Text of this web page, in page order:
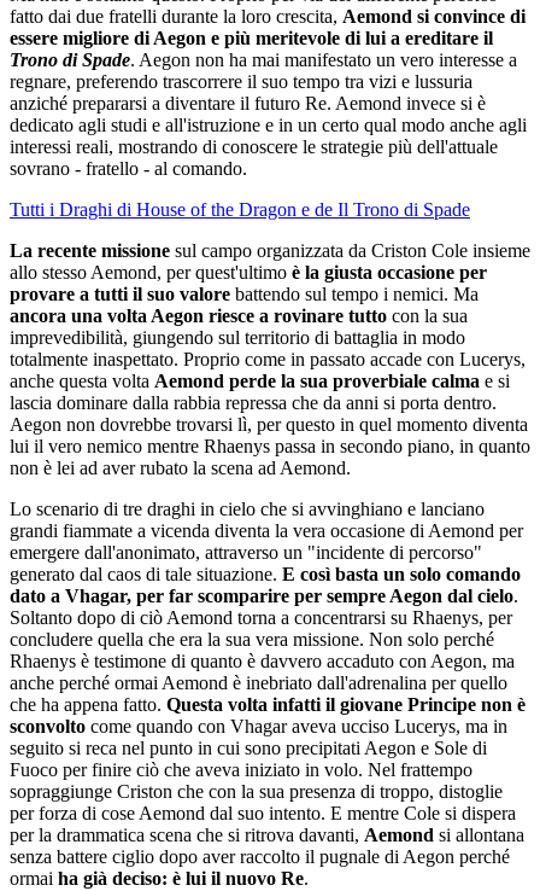
fatto dai due fratelli durante la loro crescita, Aemond si convince di
essere migliore di Aegon e più meritevole di lui a ereditare il
Trono di Spade. Aegon non ha mai manifestato un vero interesse a
regnare, preferendo trascorrere il suo tempo tra vizi e lussuria
anziché prepararsi a diventare il futuro Re. Aemond invece si è
dedicato agli studi e all'istruzione e in un certo qual modo anche agli
interessi reali, mostrando di conoscere le strategie più dell'attuale
sovrano - fratello - al comando.
Tutti i Draghi di House of the Dragon e de Il Trono di Spade
La recente missione sul campo organizzata da Criston Cole insieme
allo stesso Aemond, per quest'ultimo è la giusta occasione per
provare a tutti il suo valore battendo sul tempo i nemici. Ma
ancora una volta Aegon riesce a rovinare tutto con la sua
imprevedibilità, giungendo sul territorio di battaglia in modo
totalmente inaspettato. Proprio come in passato accade con Lucerys,
anche questa volta Aemond perde la sua proverbiale calma e si
lascia dominare dalla rabbia repressa che da anni si porta dentro.
Aegon non dovrebbe trovarsi lì, per questo in quel momento diventa
lui il vero nemico mentre Rhaenys passa in secondo piano, in quanto
non è lei ad aver rubato la scena ad Aemond.
Lo scenario di tre draghi in cielo che si avvinghiano e lanciano
grandi fiammate a vicenda diventa la vera occasione di Aemond per
emergere dall'anonimato, attraverso un "incidente di percorso"
generato dal caos di tale situazione. E così basta un solo comando
dato a Vhagar, per far scomparire per sempre Aegon dal cielo.
Soltanto dopo di ciò Aemond torna a concentrarsi su Rhaenys, per
concludere quella che era la sua vera missione. Non solo perché
Rhaenys è testimone di quanto è davvero accaduto con Aegon, ma
anche perché ormai Aemond è inebriato dall'adrenalina per quello
che ha appena fatto. Questa volta infatti il giovane Principe non è
sconvolto come quando con Vhagar aveva ucciso Lucerys, ma in
seguito si reca nel punto in cui sono precipitati Aegon e Sole di
Fuoco per finire ciò che aveva iniziato in volo. Nel frattempo
sopraggiunge Criston che con la sua presenza di troppo, distoglie
per forza di cose Aemond dal suo intento. E mentre Cole si dispera
per la drammatica scena che si ritrova davanti, Aemond si allontana
senza battere ciglio dopo aver raccolto il pugnale di Aegon perché
ormai ha già deciso: è lui il nuovo Re.